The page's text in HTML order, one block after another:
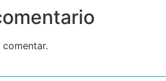
comentar.